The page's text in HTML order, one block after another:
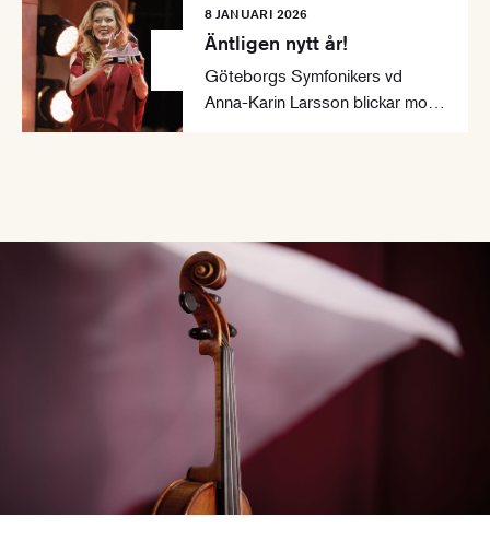
efterlängtade Esa-Pekka
Salonen och Anna Lapwood.
8 JANUARI 2026
Äntligen nytt år!
Göteborgs Symfonikers vd
Anna-Karin Larsson blickar mot